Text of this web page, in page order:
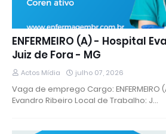
ENFERMEIRO (A) - Hospital
Juiz de Fora - MG
Actos Mídia julho 07, 2026
Vaga de emprego Cargo:
Evandro Ribeiro Local de Trabalho: J…